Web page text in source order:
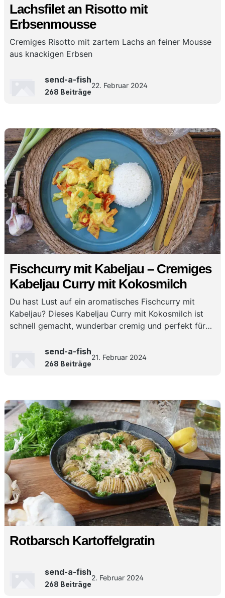
Lachsfilet an Risotto mit
Erbsenmousse
Cremiges Risotto mit zartem Lachs an feiner Mousse
aus knackigen Erbsen
send-a-fish
268 Beiträge
22. Februar 2024
Fischcurry mit Kabeljau – Cremiges
Kabeljau Curry mit Kokosmilch
Du hast Lust auf ein aromatisches Fischcurry mit
Kabeljau? Dieses Kabeljau Curry mit Kokosmilch ist
schnell gemacht, wunderbar cremig und perfekt für
send-a-fish
268 Beiträge
21. Februar 2024
Rotbarsch Kartoffelgratin
send-a-fish
268 Beiträge
2. Februar 2024